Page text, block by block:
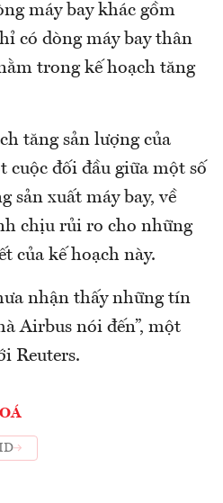
máy bay khác gồm
có dòng máy bay thân
trong kế hoạch tăng
tăng sản lượng của
cuộc đối đầu giữa một số
sản xuất máy bay, về
chịu rủi ro cho những
của kế hoạch này.
nhận thấy những tín
Airbus nói đến”, một
Reuters.